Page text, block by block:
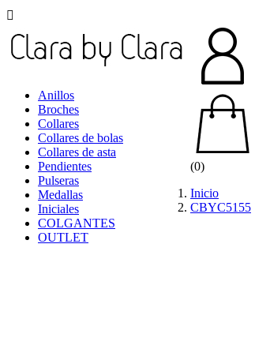

Anillos
Broches
Collares
Collares de bolas
Collares de asta
Pendientes
Pulseras
Medallas
Iniciales
COLGANTES
OUTLET
(0)
Inicio
CBYC5155